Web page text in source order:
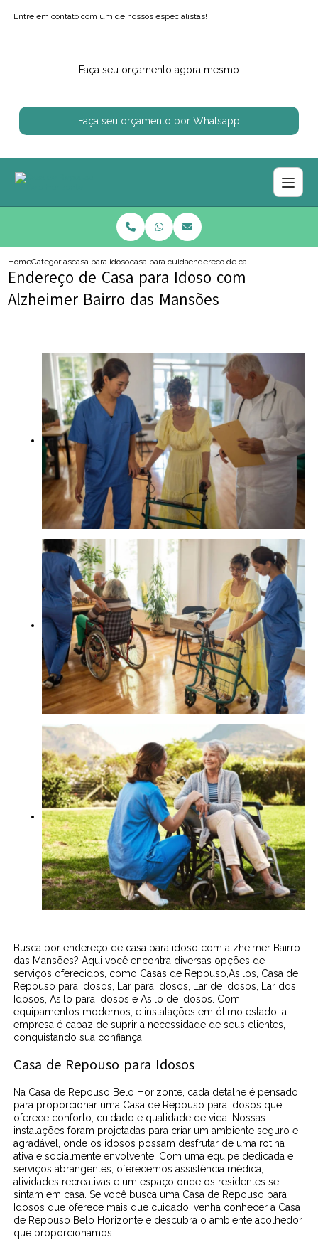
Entre em contato com um de nossos especialistas!
Faça seu orçamento agora mesmo
Faça seu orçamento por Whatsapp
HomeCategoriascasa para idososcasa para cuidar de idosoendereco de casa para idoso
Endereço de Casa para Idoso com
Alzheimer Bairro das Mansões
Busca por endereço de casa para idoso com alzheimer Bairro
das Mansões? Aqui você encontra diversas opções de
serviços oferecidos, como Casas de Repouso,Asilos, Casa de
Repouso para Idosos, Lar para Idosos, Lar de Idosos, Lar dos
Idosos, Asilo para Idosos e Asilo de Idosos. Com
equipamentos modernos, e instalações em ótimo estado, a
empresa é capaz de suprir a necessidade de seus clientes,
conquistando sua confiança.
Casa de Repouso para Idosos
Na Casa de Repouso Belo Horizonte, cada detalhe é pensado
para proporcionar uma Casa de Repouso para Idosos que
oferece conforto, cuidado e qualidade de vida. Nossas
instalações foram projetadas para criar um ambiente seguro e
agradável, onde os idosos possam desfrutar de uma rotina
ativa e socialmente envolvente. Com uma equipe dedicada e
serviços abrangentes, oferecemos assistência médica,
atividades recreativas e um espaço onde os residentes se
sintam em casa. Se você busca uma Casa de Repouso para
Idosos que oferece mais que cuidado, venha conhecer a Casa
de Repouso Belo Horizonte e descubra o ambiente acolhedor
que proporcionamos.